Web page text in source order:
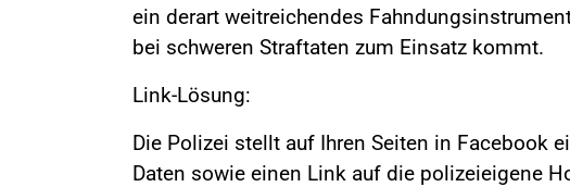
ein derart weitreichendes
bei schweren Straftaten zum Einsatz kommt.
Link-Lösung:
Die Polizei stellt auf Ihren Seiten in Facebook
Daten sowie einen Link auf die polizeieigene